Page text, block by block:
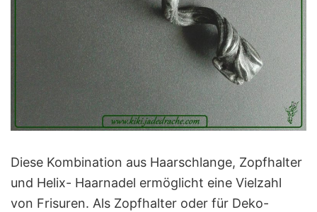
Diese Kombination aus Haarschlange, Zopfhalter
und Helix- Haarnadel ermöglicht eine Vielzahl
von Frisuren. Als Zopfhalter oder für Deko-